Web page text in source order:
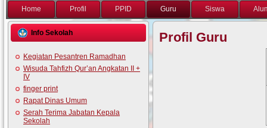
Home Profil PPID Guru Siswa
Info Sekolah
Kegiatan Pesantren Ramadhan
Wisuda Tahfizh Qur’an Angkatan II +
IV
finger print
Rapat Dinas Umum
Serah Terima Jabatan Kepala
Sekolah
Profil Guru